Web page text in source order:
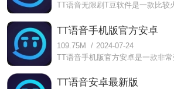
TT语音手机版官方安卓
109.75M / 2024-07-24
TT语音安卓最新版